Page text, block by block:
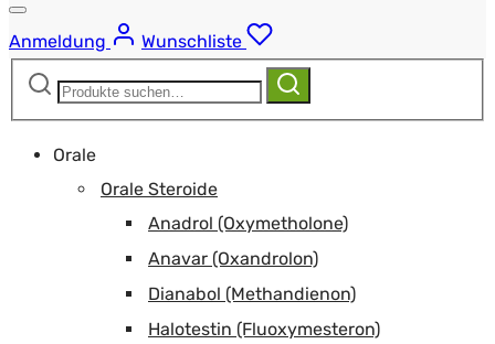
Anmeldung
Wunschliste
Suchen
Suchen
Orale
Orale Steroide
Anadrol (Oxymetholone)
Anavar (Oxandrolon)
Dianabol (Methandienon)
Halotestin (Fluoxymesteron)